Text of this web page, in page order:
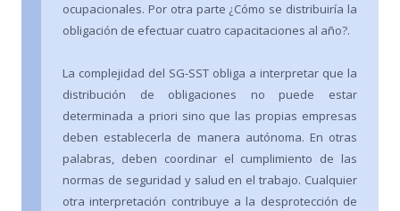
ocupacionales. Por otra parte ¿Cómo se distribuiría la
obligación de efectuar cuatro capacitaciones al año?.
La complejidad del SG-SST obliga a interpretar que la
distribución de obligaciones no puede estar
determinada a priori sino que las propias empresas
deben establecerla de manera autónoma. En otras
palabras, deben coordinar el cumplimiento de las
normas de seguridad y salud en el trabajo. Cualquier
otra interpretación contribuye a la desprotección de